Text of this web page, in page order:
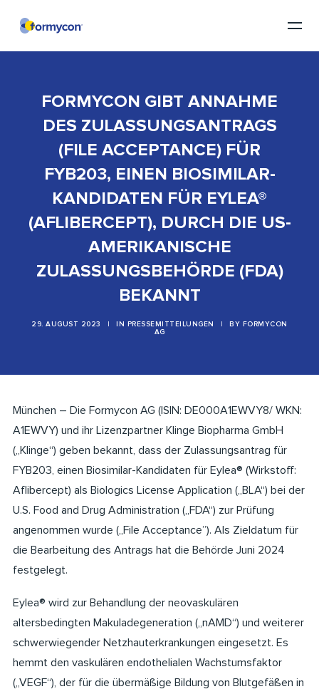
FORMYCON GIBT ANNAHME
DES ZULASSUNGSANTRAGS
(FILE ACCEPTANCE) FÜR
FYB203, EINEN BIOSIMILAR-
KANDIDATEN FÜR EYLEA®
(AFLIBERCEPT), DURCH DIE US-
AMERIKANISCHE
ZULASSUNGSBEHÖRDE (FDA)
BEKANNT
29. AUGUST 2023 IN PRESSEMITTEILUNGEN BY FORMYCON
AG
München – Die Formycon AG (ISIN: DE000A1EWVY8/ WKN:
A1EWVY) und ihr Lizenzpartner Klinge Biopharma GmbH
(„Klinge“) geben bekannt, dass der Zulassungsantrag für
FYB203, einen Biosimilar-Kandidaten für Eylea® (Wirkstoff:
Aflibercept) als Biologics License Application („BLA“) bei der
U.S. Food and Drug Administration („FDA“) zur Prüfung
angenommen wurde („File Acceptance”). Als Zieldatum für
die Bearbeitung des Antrags hat die Behörde Juni 2024
festgelegt.
Eylea® wird zur Behandlung der neovaskulären
altersbedingten Makuladegeneration („nAMD“) und weiterer
schwerwiegender Netzhauterkrankungen eingesetzt. Es
hemmt den vaskulären endothelialen Wachstumsfaktor
(„VEGF“), der für die übermäßige Bildung von Blutgefäßen in